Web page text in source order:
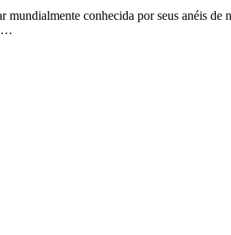
conhecida por seus anéis de